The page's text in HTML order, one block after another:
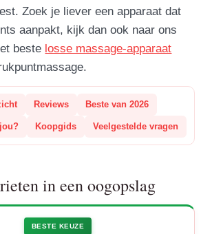
Zoek je liever een apparaat dat
aanpakt, kijk dan ook naar ons
beste losse massage-apparaat
Reviews Beste van 2026
Koopgids Veelgestelde vragen
in een oogopslag
BESTE KEUZE